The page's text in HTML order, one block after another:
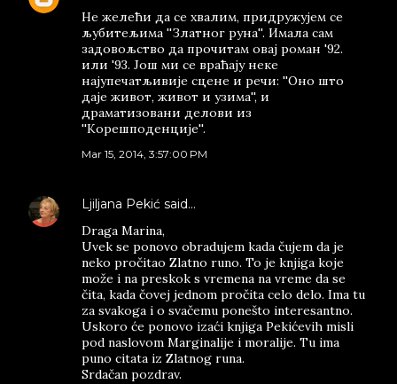
Не желећи да се хвалим, придружујем се
љубитељима ''Златног руна''. Имала сам
задовољство да прочитам овај роман '92.
или '93. Још ми се враћају неке
најупечатљивије сцене и речи: ''Оно што
даје живот, живот и узима'', и
драматизовани делови из
''Корешподенције''.
Mar 15, 2014, 3:57:00 PM
Ljiljana Pekić said…
Draga Marina,
Uvek se ponovo obradujem kada čujem da je
neko pročitao Zlatno runo. To je knjiga koje
može i na preskok s vremena na vreme da se
čita, kada čovej jednom pročita celo delo. Ima tu
za svakoga i o svačemu ponešto interesantno.
Uskoro će ponovo izaći knjiga Pekićevih misli
pod naslovom Marginalije i moralije. Tu ima
puno citata iz Zlatnog runa.
Srdačan pozdrav.